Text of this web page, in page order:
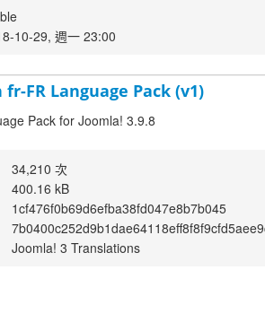
10-29, 週一 23:00
FR Language Pack (v1)
Pack for Joomla! 3.9.8
34,210 次
400.16 kB
1cf476f0b69d6efba38fd047e8b7b045
Joomla! 3 Translations